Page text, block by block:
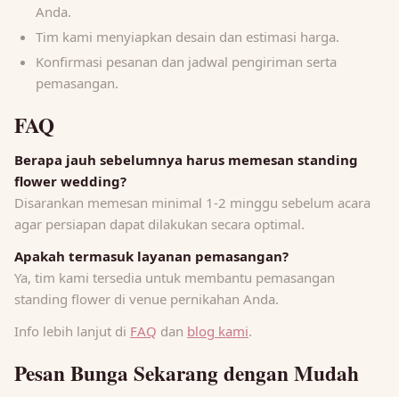
Anda.
Tim kami menyiapkan desain dan estimasi harga.
Konfirmasi pesanan dan jadwal pengiriman serta
pemasangan.
FAQ
Berapa jauh sebelumnya harus memesan standing
flower wedding?
Disarankan memesan minimal 1-2 minggu sebelum acara
agar persiapan dapat dilakukan secara optimal.
Apakah termasuk layanan pemasangan?
Ya, tim kami tersedia untuk membantu pemasangan
standing flower di venue pernikahan Anda.
Info lebih lanjut di FAQ dan blog kami.
Pesan Bunga Sekarang dengan Mudah